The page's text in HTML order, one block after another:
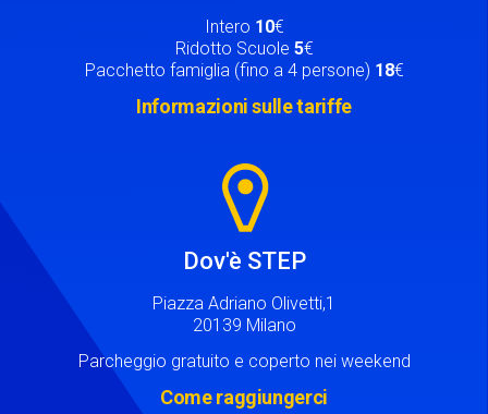
Intero 10€
Ridotto Scuole 5€
Pacchetto famiglia (fino a 4 persone) 18€
Informazioni sulle tariffe
Dov'è STEP
Piazza Adriano Olivetti,1
20139 Milano
Parcheggio gratuito e coperto nei weekend
Come raggiungerci